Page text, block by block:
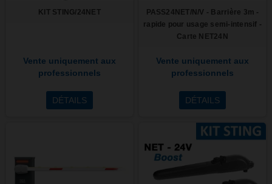
KIT STING/24NET
Vente uniquement aux
professionnels
DÉTAILS
PASS24NET/N/V - Barrière 3m -
rapide pour usage semi-intensif -
Carte NET24N
Vente uniquement aux
professionnels
DÉTAILS